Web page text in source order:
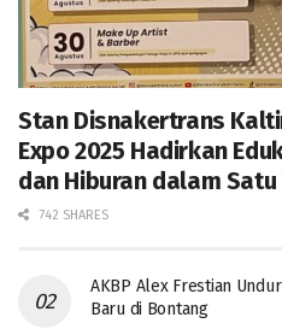
Stan Disnakertrans
Expo 2025 Hadirkan
dan Hiburan dalam Satu
742 SHARES
AKBP Alex Frestian
Baru di Bontang